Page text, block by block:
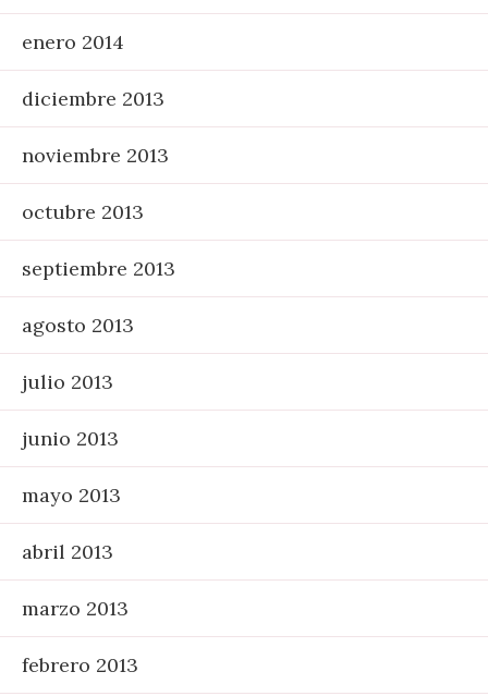
enero 2014
diciembre 2013
noviembre 2013
octubre 2013
septiembre 2013
agosto 2013
julio 2013
junio 2013
mayo 2013
abril 2013
marzo 2013
febrero 2013